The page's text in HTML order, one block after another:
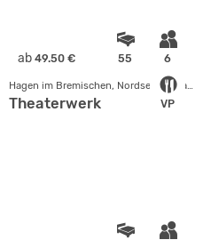
ab 49.50 € 55 6
VP
Hagen im Bremischen, Nordsee Festland - Niedersachsen
Theaterwerk